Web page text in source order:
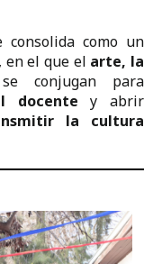
consolida como un
en el que el arte, la
conjugan para
docente y abrir
la cultura